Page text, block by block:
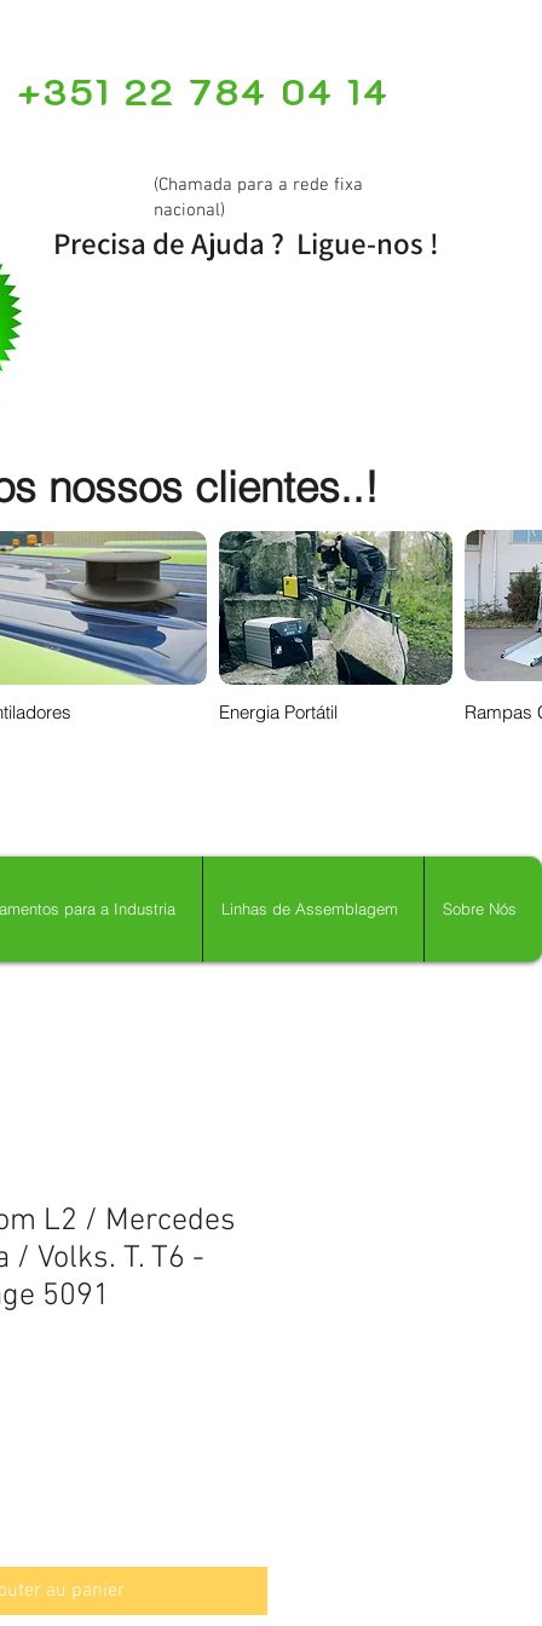
+351 22 784 04 14
(Chamada para a rede fixa
nacional)
Precisa de Ajuda ? Ligue-nos !
nossos clientes..!
Energia Portátil Rampas
para a Industria Linhas de Assemblagem Sobre Nós
L2 / Mercedes
/ Volks. T. T6 -
5091
au panier